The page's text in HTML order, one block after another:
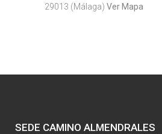
29013 (Málaga) Ver Mapa
SEDE CAMINO ALMENDRALES